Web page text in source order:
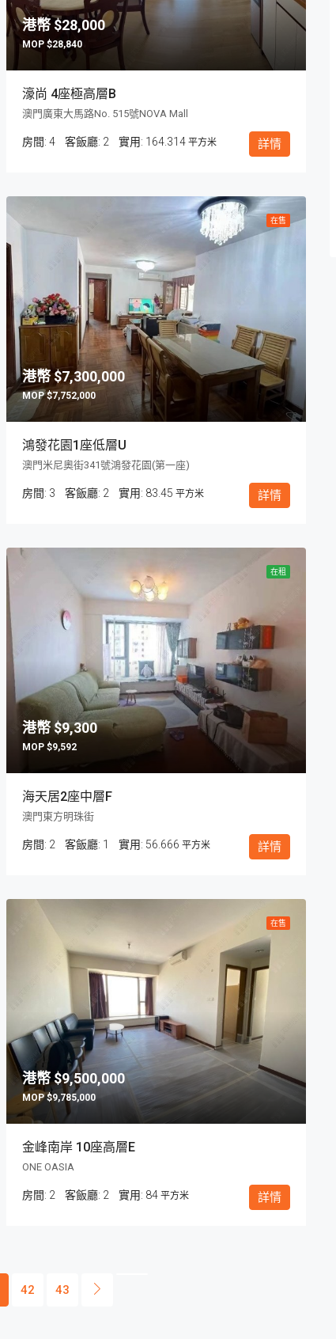
$28,000
$28,840
濠尚 4座極高層B
澳門廣東大馬路No. 515號NOVA Mall
房間: 4 客飯廳: 2 164.314 平方米 詳情
在售
$7,300,000
$7,752,000
鴻發花園1座低層U
澳門米尼奧街341號鴻發花園(第一座)
房間: 3 客飯廳: 2 83.45 平方米 詳情
在租
$9,300
$9,592
海天居2座中層F
澳門東方明珠街
房間: 2 客飯廳: 1 56.666 平方米 詳情
在售
$9,500,000
$9,785,000
金峰南岸 10座高層E
ONE OASIA
房間: 2 客飯廳: 2 84 平方米 詳情
42 43